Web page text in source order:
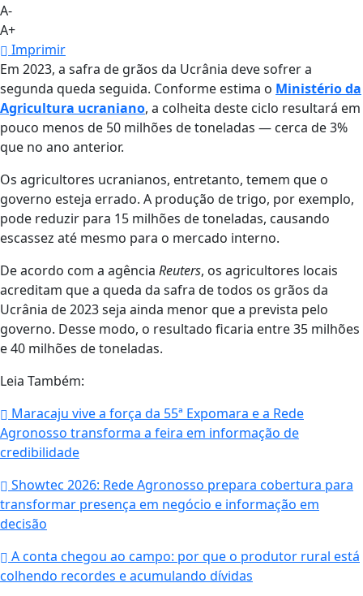
A-
A+
Imprimir
Em 2023, a safra de grãos da Ucrânia deve sofrer a
segunda queda seguida. Conforme estima o Ministério da
Agricultura ucraniano, a colheita deste ciclo resultará em
pouco menos de 50 milhões de toneladas — cerca de 3%
que no ano anterior.
Os agricultores ucranianos, entretanto, temem que o
governo esteja errado. A produção de trigo, por exemplo,
pode reduzir para 15 milhões de toneladas, causando
escassez até mesmo para o mercado interno.
De acordo com a agência Reuters, os agricultores locais
acreditam que a queda da safra de todos os grãos da
Ucrânia de 2023 seja ainda menor que a prevista pelo
governo. Desse modo, o resultado ficaria entre 35 milhões
e 40 milhões de toneladas.
Leia Também:
Maracaju vive a força da 55ª Expomara e a Rede
Agronosso transforma a feira em informação de
credibilidade
Showtec 2026: Rede Agronosso prepara cobertura para
transformar presença em negócio e informação em
decisão
A conta chegou ao campo: por que o produtor rural está
colhendo recordes e acumulando dívidas